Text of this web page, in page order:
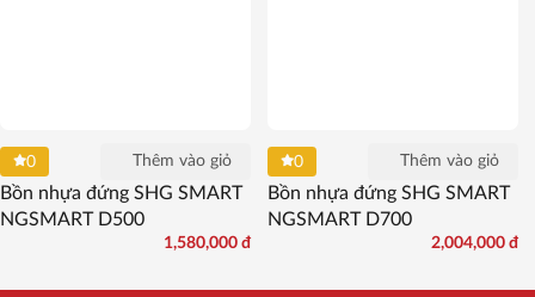
0 Thêm vào giỏ
Bồn nhựa đứng SHG SMART
NGSMART D500
1,580,000 đ
0 Thêm vào giỏ
Bồn nhựa đứng SHG SMART
NGSMART D700
2,004,000 đ